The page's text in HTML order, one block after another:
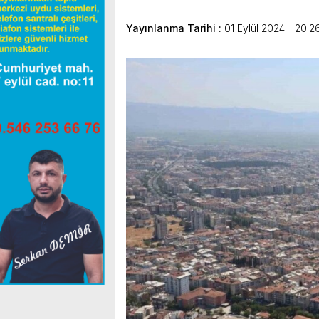
Yayınlanma Tarihi : 01 Eylül 2024 -